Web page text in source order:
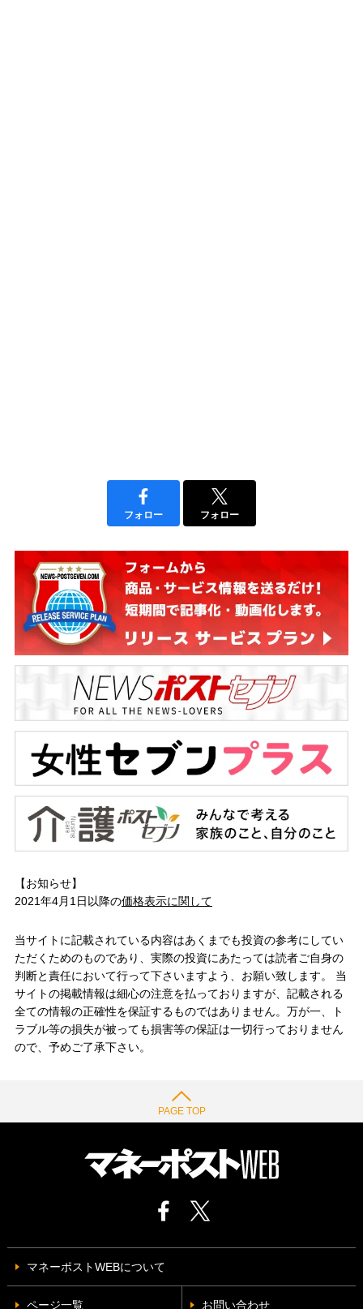
フォロー フォロー
【お知らせ】
2021年4月1日以降の価格表示に関して
当サイトに記載されている内容はあくまでも投資の参考にしてい
ただくためのものであり、実際の投資にあたっては読者ご自身の
判断と責任において行って下さいますよう、お願い致します。 当
サイトの掲載情報は細心の注意を払っておりますが、記載される
全ての情報の正確性を保証するものではありません。万が一、ト
ラブル等の損失が被っても損害等の保証は一切行っておりません
ので、予めご了承下さい。
PAGE TOP
マネーポストWEBについて
ページ一覧 お問い合わせ